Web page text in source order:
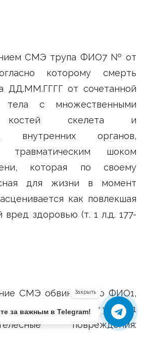
СМЭ трупа ФИО7 № от
которому смерть
ДД.ММ.ГГГГ от сочетанной
тела с множественными
костей скелета и
внутренних органов,
травматическим шоком
которая по своему
для жизни в момент
как повлекшая
вред здоровью (т. 1 л.д. 177-
СМЭ обвиняемого ФИО1,
согласно которому у ФИО1
повреждения:
Закрыть
за важным в Telegram!